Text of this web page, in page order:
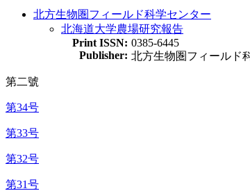
北方生物圏フィールド科学センター
北海道大学農場研究報告
Print ISSN: 0385-6445
Publisher: 北方生物圏フィールド
第二號
第34号
第33号
第32号
第31号